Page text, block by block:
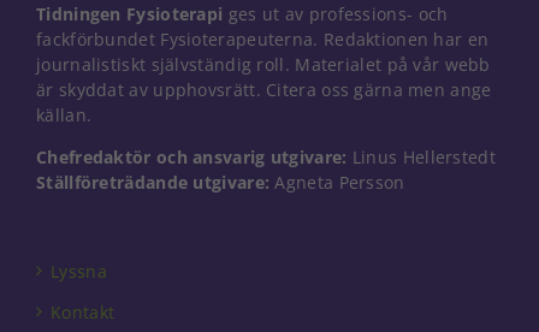
Tidningen Fysioterapi ges ut av professions- och
fackförbundet Fysioterapeuterna. Redaktionen har en
journalistiskt självständig roll. Materialet på vår webb
är skyddat av upphovsrätt. Citera oss gärna men ange
källan.
Chefredaktör och ansvarig utgivare: Linus Hellerstedt
Ställföreträdande utgivare: Agneta Persson
Lyssna
Kontakt